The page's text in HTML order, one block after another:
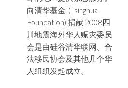
向清华基金 (Tsinghua
Foundation) 捐献 2008四
川地震海外华人赈灾委员
会是由硅谷清华联网、合
法移民协会及其他几个华
人组织发起成立。